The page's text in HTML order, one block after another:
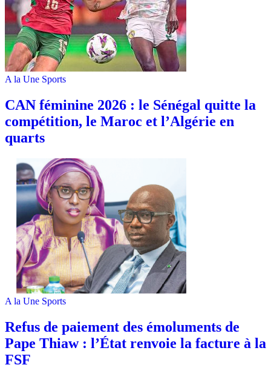
A la Une Sports
‎CAN féminine 2026 : le Sénégal quitte la
compétition, le Maroc et l’Algérie en
quarts
A la Une Sports
Refus de paiement des émoluments de
Pape Thiaw : l’État renvoie la facture à la
FSF